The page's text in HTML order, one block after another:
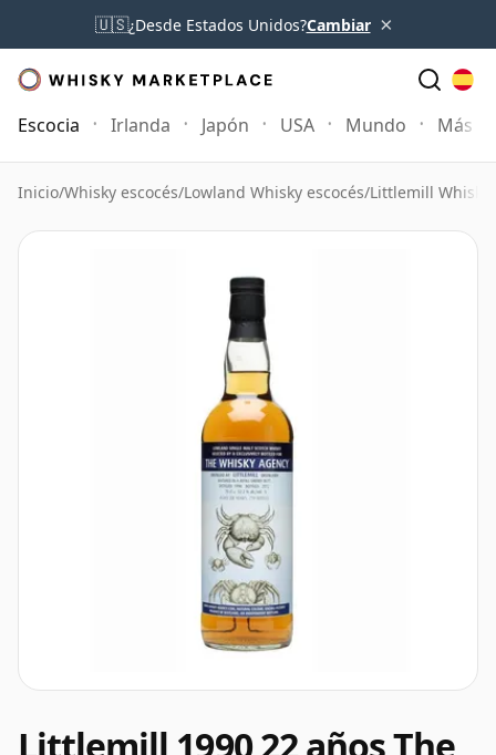
🇺🇸¿Desde Estados Unidos?Cambiar ×
Escocia Irlanda Japón USA Mundo Más
Inicio/Whisky escocés/Lowland Whisky escocés/Littlemill Whisky